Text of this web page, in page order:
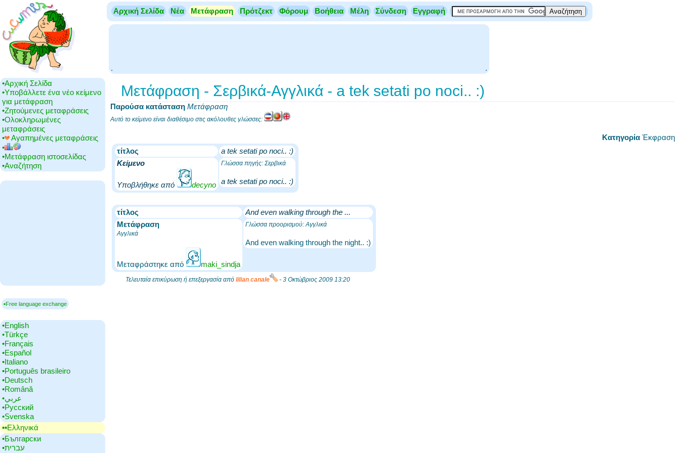
Αρχική Σελίδα Νέα Μετάφραση Πρότζεκτ Φόρουμ Βοήθεια Μέλη Σύνδεση Εγγραφή
.
.
•‎Αρχική Σελίδα
•‎Υποβάλλετε ένα νέο κείμενο
για μετάφραση
•‎Ζητούμενες μεταφράσεις
•‎Ολοκληρωμένες
μεταφράσεις
•‎
Αγαπημένες μεταφράσεις
•‎
•‎Μετάφραση ιστοσελίδας
•‎Αναζήτηση
▪Free language exchange
•‎English
•‎Türkçe
•‎Français
•‎Español
•‎Italiano
•‎Português brasileiro
•‎Deutsch
•‎Română
•‎عربي
•‎Русский
•‎Svenska
▪▪‎Ελληνικά
•‎Български
•‎עברית
Μετάφραση - Σερβικά-Αγγλικά - a tek setati po noci.. :)
Παρούσα κατάσταση Μετάφραση
Αυτό το κείμενο είναι διαθέσιμο στις ακόλουθες γλώσσες:
Κατηγορία Έκφραση
τίτλος
a tek setati po noci.. :)
Κείμενο
Υποβλήθηκε από decyno
Γλώσσα πηγής: Σερβικά
a tek setati po noci.. :)
τίτλος
And even walking through the ...
Μετάφραση
Αγγλικά
Μεταφράστηκε από maki_sindja
Γλώσσα προορισμού: Αγγλικά
And even walking through the night.. :)
Τελευταία επικύρωση ή επεξεργασία από lilian canale - 3 Οκτώβριος 2009 13:20